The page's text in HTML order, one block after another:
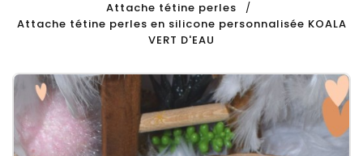
Attache tétine perles
Attache tétine perles en silicone personnalisée KOALA
VERT D'EAU